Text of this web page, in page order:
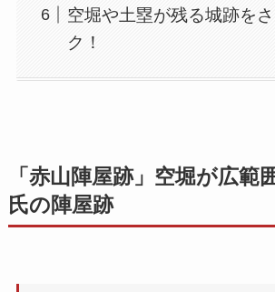
空堀や土塁が残る城跡を
ク！
「赤山陣屋跡」空堀が広範
氏の陣屋跡